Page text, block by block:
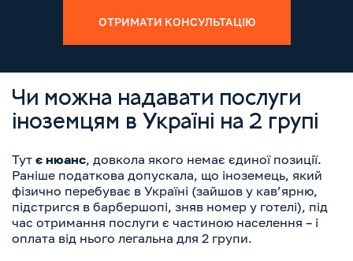
ОТРИМАТИ КОНСУЛЬТАЦІЮ
Чи можна надавати послуги
іноземцям в Україні на 2 групі
Тут є нюанс, довкола якого немає єдиної позиції.
Раніше податкова допускала, що іноземець, який
фізично перебуває в Україні (зайшов у кав’ярню,
підстригся в барбершопі, зняв номер у готелі), під
час отримання послуги є частиною населення – і
оплата від нього легальна для 2 групи.